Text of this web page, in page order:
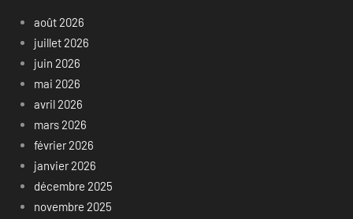
août 2026
juillet 2026
juin 2026
mai 2026
avril 2026
mars 2026
février 2026
janvier 2026
décembre 2025
novembre 2025